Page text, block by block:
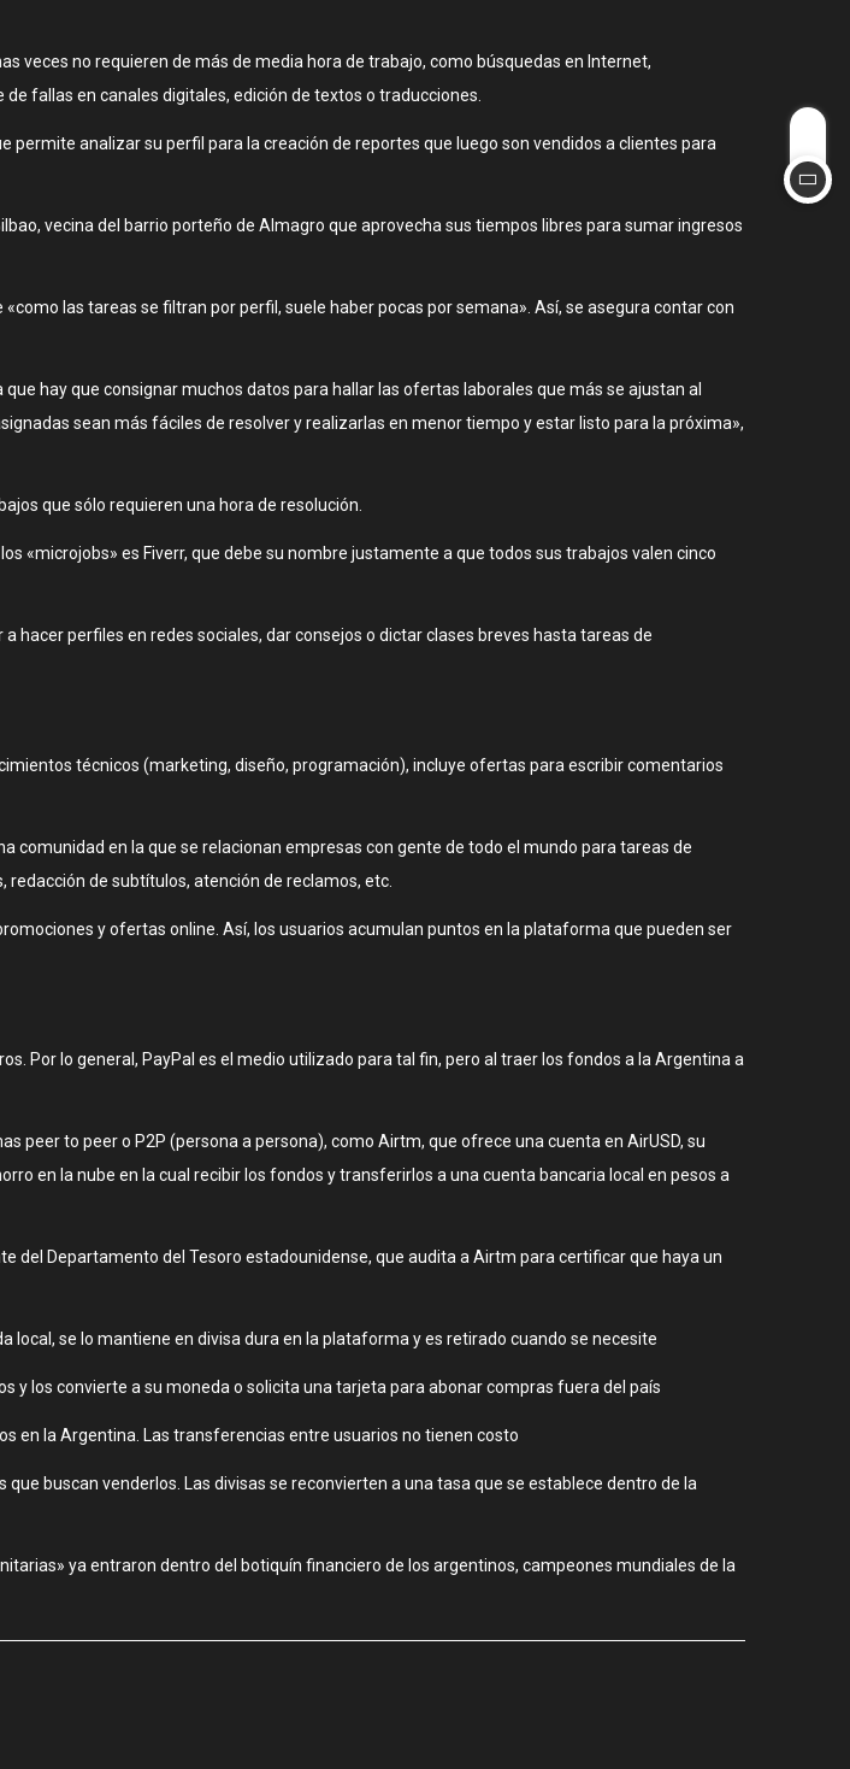
veces no requieren de más de media hora de trabajo, como búsquedas en Internet,
fallas en canales digitales, edición de textos o traducciones.
analizar su perfil para la creación de reportes que luego son vendidos a clientes para
vecina del barrio porteño de Almagro que aprovecha sus tiempos libres para sumar ingresos
las tareas se filtran por perfil, suele haber pocas por semana». Así, se asegura contar con
hay que consignar muchos datos para hallar las ofertas laborales que más se ajustan al
sean más fáciles de resolver y realizarlas en menor tiempo y estar listo para la próxima»,
que sólo requieren una hora de resolución.
«microjobs» es Fiverr, que debe su nombre justamente a que todos sus trabajos valen cinco
hacer perfiles en redes sociales, dar consejos o dictar clases breves hasta tareas de
técnicos (marketing, diseño, programación), incluye ofertas para escribir comentarios
en la que se relacionan empresas con gente de todo el mundo para tareas de
de subtítulos, atención de reclamos, etc.
y ofertas online. Así, los usuarios acumulan puntos en la plataforma que pueden ser
Por lo general, PayPal es el medio utilizado para tal fin, pero al traer los fondos a la Argentina a
peer to peer o P2P (persona a persona), como Airtm, que ofrece una cuenta en AirUSD, su
en la nube en la cual recibir los fondos y transferirlos a una cuenta bancaria local en pesos a
del Departamento del Tesoro estadounidense, que audita a Airtm para certificar que haya un
local, se lo mantiene en divisa dura en la plataforma y es retirado cuando se necesite
y los convierte a su moneda o solicita una tarjeta para abonar compras fuera del país
en la Argentina. Las transferencias entre usuarios no tienen costo
buscan venderlos. Las divisas se reconvierten a una tasa que se establece dentro de la
ya entraron dentro del botiquín financiero de los argentinos, campeones mundiales de la